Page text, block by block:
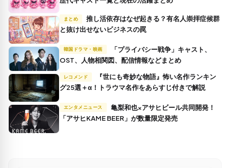
まとめ
推し活依存はなぜ起きる？有名人崇拝症候群
と抜け出せないビジネスの罠
韓国ドラマ・映画
OST、人物相関図、配信情報などまとめ
レコメンド
グ25選＋α！トラウマ名作をあらすじ付きで解説
エンタメニュース
「アサヒKAME BEER」が数量限定発売